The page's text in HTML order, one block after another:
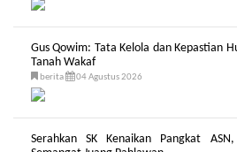
Gus Qowim: Tata Kelola dan Kepastian
Tanah Wakaf
berita 04 Agustus 2026
Serahkan SK Kenaikan Pangkat